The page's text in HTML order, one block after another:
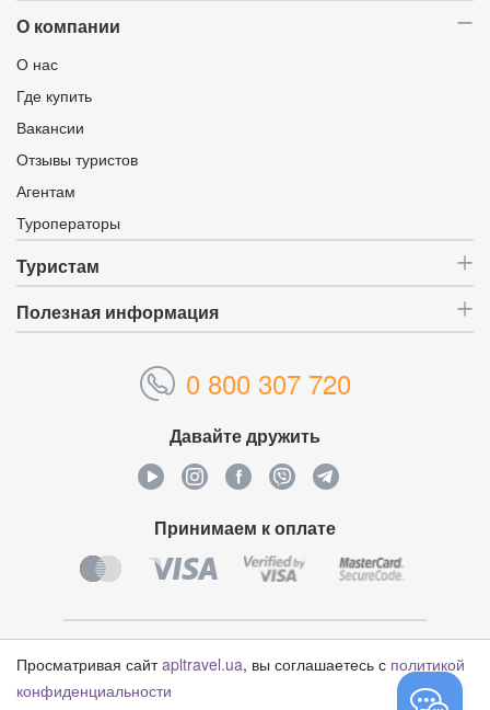
Просматривая сайтapltravel.ua, вы соглашаетесь с политикой
конфиденциальности
О компании
О нас
Где купить
Вакансии
Отзывы туристов
Агентам
Туроператоры
Туристам
Полезная информация
0 800 307 720
Давайте дружить
Принимаем к оплате
© Туристический оператор «APL Travel», 2006-2026